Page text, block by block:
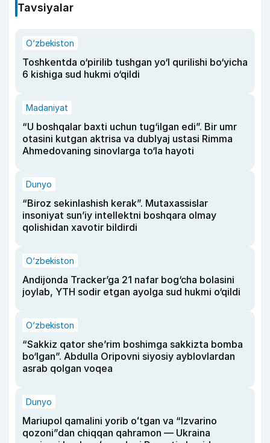
Tavsiyalar
O‘zbekiston
Toshkentda o‘pirilib tushgan yo‘l qurilishi bo‘yicha
6 kishiga sud hukmi o‘qildi
Madaniyat
“U boshqalar baxti uchun tug‘ilgan edi”. Bir umr
otasini kutgan aktrisa va dublyaj ustasi Rimma
Ahmedovaning sinovlarga to‘la hayoti
Dunyo
“Biroz sekinlashish kerak”. Mutaxassislar
insoniyat sun’iy intellektni boshqara olmay
qolishidan xavotir bildirdi
O‘zbekiston
Andijonda Tracker’ga 21 nafar bog‘cha bolasini
joylab, YTH sodir etgan ayolga sud hukmi o‘qildi
O‘zbekiston
“Sakkiz qator she’rim boshimga sakkizta bomba
bo‘lgan”. Abdulla Oripovni siyosiy ayblovlardan
asrab qolgan voqea
Dunyo
Mariupol qamalini yorib oʻtgan va “Izvarino
qozoni”dan chiqqan qahramon — Ukraina